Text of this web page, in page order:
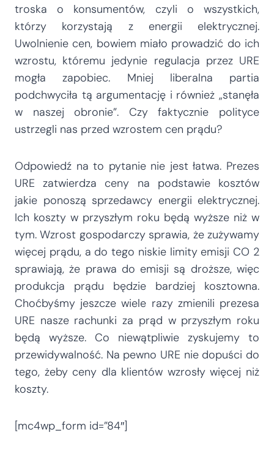
troska o konsumentów, czyli o wszystkich,
którzy korzystają z energii elektrycznej.
Uwolnienie cen, bowiem miało prowadzić do ich
wzrostu, któremu jedynie regulacja przez URE
mogła zapobiec. Mniej liberalna partia
podchwyciła tą argumentację i również „stanęła
w naszej obronie”. Czy faktycznie polityce
ustrzegli nas przed wzrostem cen prądu?
Odpowiedź na to pytanie nie jest łatwa. Prezes
URE zatwierdza ceny na podstawie kosztów
jakie ponoszą sprzedawcy energii elektrycznej.
Ich koszty w przyszłym roku będą wyższe niż w
tym. Wzrost gospodarczy sprawia, że zużywamy
więcej prądu, a do tego niskie limity emisji CO 2
sprawiają, że prawa do emisji są droższe, więc
produkcja prądu będzie bardziej kosztowna.
Choćbyśmy jeszcze wiele razy zmienili prezesa
URE nasze rachunki za prąd w przyszłym roku
będą wyższe. Co niewątpliwie zyskujemy to
przewidywalność. Na pewno URE nie dopuści do
tego, żeby ceny dla klientów wzrosły więcej niż
koszty.
[mc4wp_form id=”84″]